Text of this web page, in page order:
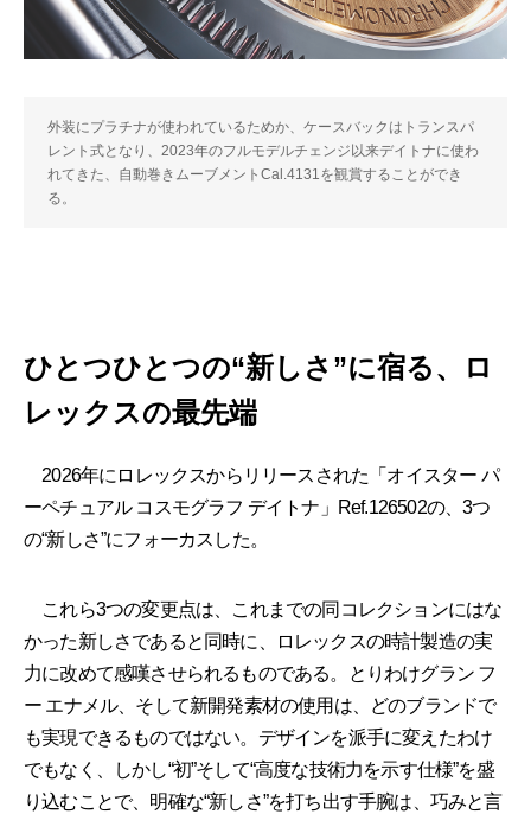
外装にプラチナが使われているためか、ケースバックはトランスパ
レント式となり、2023年のフルモデルチェンジ以来デイトナに使わ
れてきた、自動巻きムーブメントCal.4131を観賞することができ
る。
ひとつひとつの“新しさ”に宿る、ロ
レックスの最先端
2026年にロレックスからリリースされた「オイスター パ
ーペチュアル コスモグラフ デイトナ」Ref.126502の、3つ
の“新しさ”にフォーカスした。
これら3つの変更点は、これまでの同コレクションにはな
かった新しさであると同時に、ロレックスの時計製造の実
力に改めて感嘆させられるものである。とりわけグラン フ
ー エナメル、そして新開発素材の使用は、どのブランドで
も実現できるものではない。デザインを派手に変えたわけ
でもなく、しかし“初”そして“高度な技術力を示す仕様”を盛
り込むことで、明確な“新しさ”を打ち出す手腕は、巧みと言